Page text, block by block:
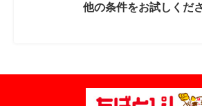
他の条件をお試しくださ